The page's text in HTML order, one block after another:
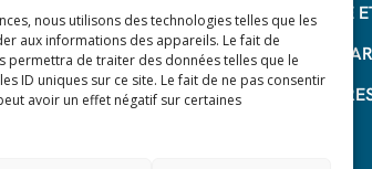
nous utilisons des technologies telles que les
aux informations des appareils. Le fait de
permettra de traiter des données telles que le
ID uniques sur ce site. Le fait de ne pas consentir
avoir un effet négatif sur certaines
CAFE